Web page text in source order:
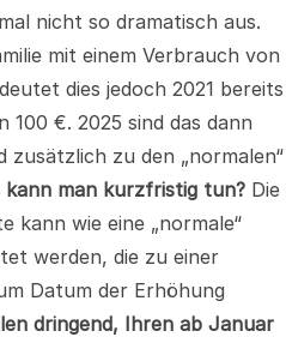
nicht so dramatisch aus.
mit einem Verbrauch von
dies jedoch 2021 bereits
100 €. 2025 sind das dann
zusätzlich zu den „normalen“
kann man kurzfristig tun? Die
kann wie eine „normale“
werden, die zu einer
Datum der Erhöhung
dringend, Ihren ab Januar